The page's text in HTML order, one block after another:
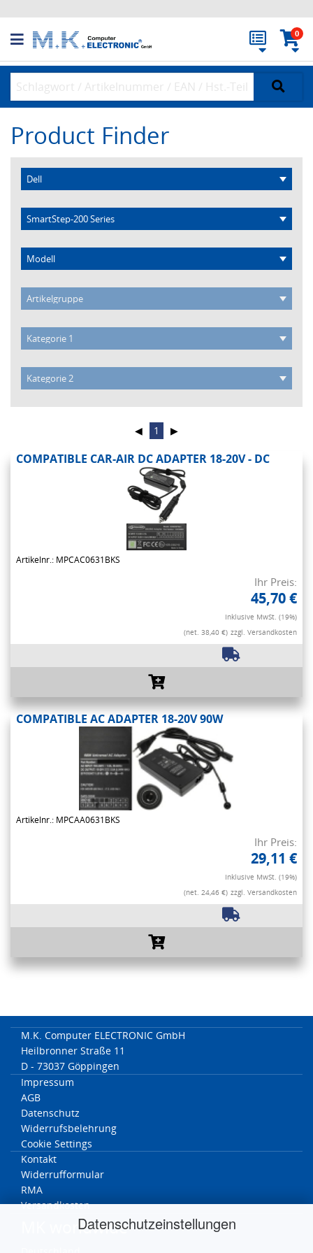
Datenschutzeinstellungen
0
Product Finder
◀ 1 ▶
COMPATIBLE CAR-AIR DC ADAPTER 18-20V - DC
Artikelnr.: MPCAC0631BKS
Ihr Preis:
45,70 €
Inklusive MwSt. (19%)
(net. 38,40 €) zzgl. Versandkosten
COMPATIBLE AC ADAPTER 18-20V 90W
Artikelnr.: MPCAA0631BKS
Ihr Preis:
29,11 €
Inklusive MwSt. (19%)
(net. 24,46 €) zzgl. Versandkosten
M.K. Computer ELECTRONIC GmbH
Heilbronner Straße 11
D - 73037 Göppingen
Impressum
AGB
Datenschutz
Widerrufsbelehrung
Cookie Settings
Kontakt
Widerrufformular
RMA
Versandkosten
MK worldwide